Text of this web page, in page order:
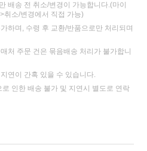
배송 전 취소/변경이 가능합니다.(마이
취소/변경에서 직접 가능)
하며, 수령 후 교환/반품으로만 처리되며
처 주문 건은 묶음배송 처리가 불가합니
연이 간혹 있을 수 있습니다.
인한 배송 불가 및 지연시 별도로 연락